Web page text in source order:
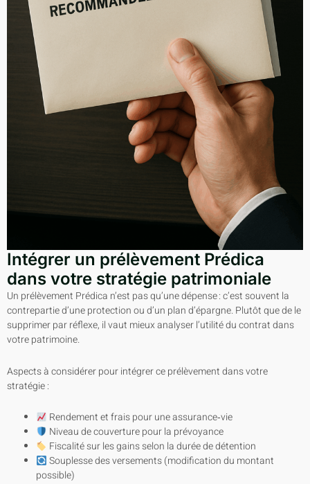
Intégrer un prélèvement Prédica
dans votre stratégie patrimoniale
Un prélèvement Prédica n’est pas qu’une dépense : c’est souvent la
contrepartie d’une protection ou d’un plan d’épargne. Plutôt que de le
supprimer par réflexe, il vaut mieux analyser l’utilité du contrat dans
votre patrimoine.
Aspects à considérer pour intégrer ce prélèvement dans votre
stratégie :
Rendement et frais pour une assurance‑vie
Niveau de couverture pour la prévoyance
Fiscalité sur les gains selon la durée de détention
Souplesse des versements (modification du montant
possible)